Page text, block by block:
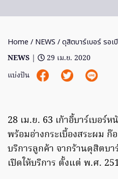
Home / NEWS / ดุสิตบาร์เบอร์ รอ
NEWS |
29 เม.ย. 2020
แบ่งปัน
28 เม.ย. 63 เก้าอี้บาร์เบอร์
พร้อมอ่างกระเบื้องสระผม ก๊
บริการลูกค้า จากร้านดุสิตบา
เปิดให้บริการ ตั้งแต่ พ.ศ.